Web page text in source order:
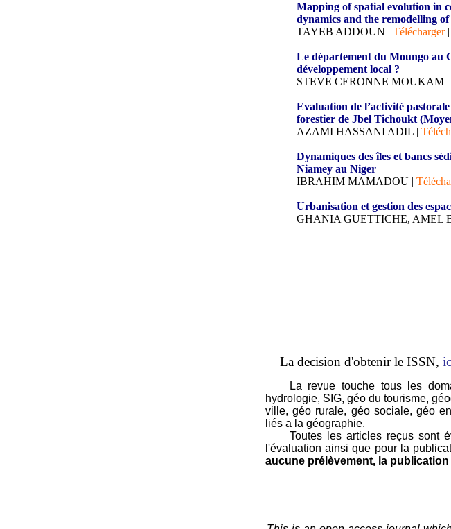
La revue touche tous les
hydrologie, SIG, géo du tourisme,
ville, géo rurale, géo sociale, géo
liés a la géographie.
Toutes les articles reçus sont
l'évaluation ainsi que pour la
aucune prélèvement, la
Mapping of spatial evolution in
dynamics and the remodelling of
TAYEB ADDOUN | Télécharger|
Le département du Moungo au
développement local ?
STEVE CERONNE MOUKAM |
Evaluation de l’activité
forestier de Jbel Tichoukt
AZAMI HASSANI ADIL |
Dynamiques des îles et bancs
Niamey au Niger
IBRAHIM MAMADOU |
Urbanisation et gestion des
GHANIA GUETTICHE, AMEL
La decision d'obtenir le ISSN,